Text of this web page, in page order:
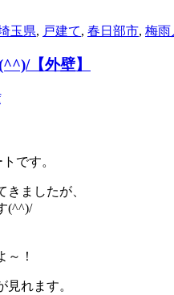
玉県, 戸建て, 春日部市, 梅雨
【外壁】
です。
ましたが、
(^^)/
～！
れます。